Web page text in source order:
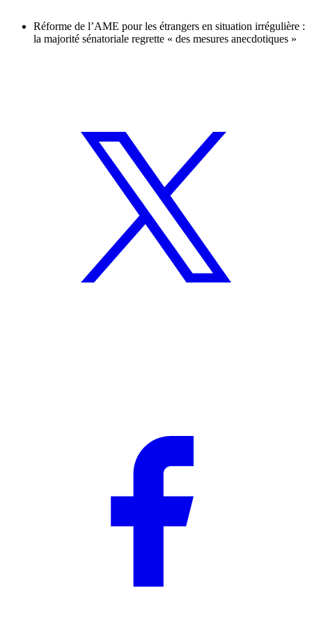
Réforme de l’AME pour les étrangers en situation irrégulière :
la majorité sénatoriale regrette « des mesures anecdotiques »